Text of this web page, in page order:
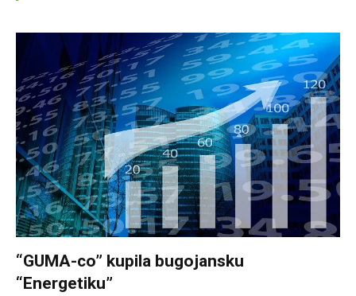
“GUMA-co” kupila bugojansku
“Energetiku”